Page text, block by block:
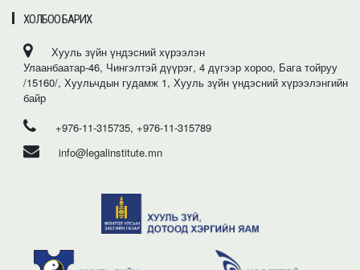
ХОЛБОО БАРИХ
Хууль зүйн үндэсний хүрээлэн
Улаанбаатар-46, Чингэлтэй дүүрэг, 4 дүгээр хороо, Бага тойруу
/15160/, Хуульчдын гудамж 1, Хууль зүйн үндэсний хүрээлэнгийн
байр
+976-11-315735, +976-11-315789
info@legalinstitute.mn